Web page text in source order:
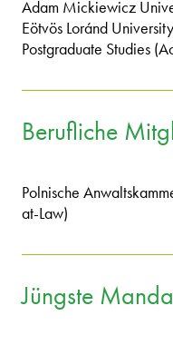
Adam Mickiewicz
Eötvös Loránd
Postgraduate Studies
Berufliche
Polnische
at-Law)
Jüngste